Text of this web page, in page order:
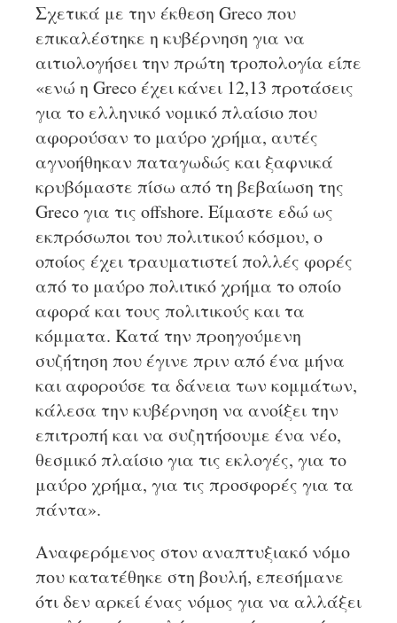
Σχετικά με την έκθεση Greco που
επικαλέστηκε η κυβέρνηση για να
αιτιολογήσει την πρώτη τροπολογία είπε
«ενώ η Greco έχει κάνει 12,13 προτάσεις
για το ελληνικό νομικό πλαίσιο που
αφορούσαν το μαύρο χρήμα, αυτές
αγνοήθηκαν παταγωδώς και ξαφνικά
κρυβόμαστε πίσω από τη βεβαίωση της
Greco για τις offshore. Είμαστε εδώ ως
εκπρόσωποι του πολιτικού κόσμου, ο
οποίος έχει τραυματιστεί πολλές φορές
από το μαύρο πολιτικό χρήμα το οποίο
αφορά και τους πολιτικούς και τα
κόμματα. Κατά την προηγούμενη
συζήτηση που έγινε πριν από ένα μήνα
και αφορούσε τα δάνεια των κομμάτων,
κάλεσα την κυβέρνηση να ανοίξει την
επιτροπή και να συζητήσουμε ένα νέο,
θεσμικό πλαίσιο για τις εκλογές, για το
μαύρο χρήμα, για τις προσφορές για τα
πάντα».
Αναφερόμενος στον αναπτυξιακό νόμο
που κατατέθηκε στη βουλή, επεσήμανε
ότι δεν αρκεί ένας νόμος για να αλλάξει